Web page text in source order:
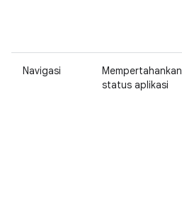
Navigasi
Mempertahankan
status aplikasi